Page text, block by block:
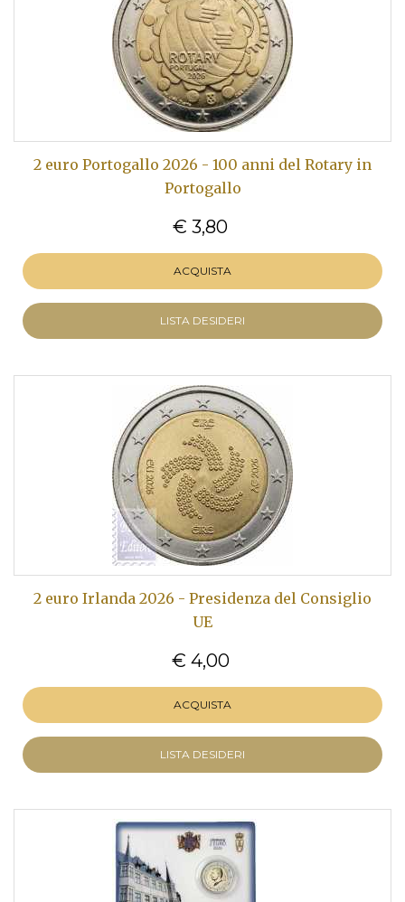
2 euro Portogallo 2026 - 100 anni del Rotary in
Portogallo
€ 3,80
ACQUISTA
LISTA DESIDERI
2 euro Irlanda 2026 - Presidenza del Consiglio
UE
€ 4,00
ACQUISTA
LISTA DESIDERI